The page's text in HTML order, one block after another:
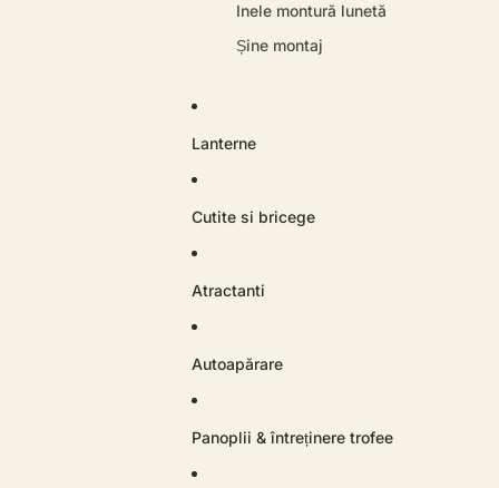
Inele montură lunetă
Șine montaj
Lanterne
Cutite si bricege
Atractanti
Autoapărare
Panoplii & întreținere trofee